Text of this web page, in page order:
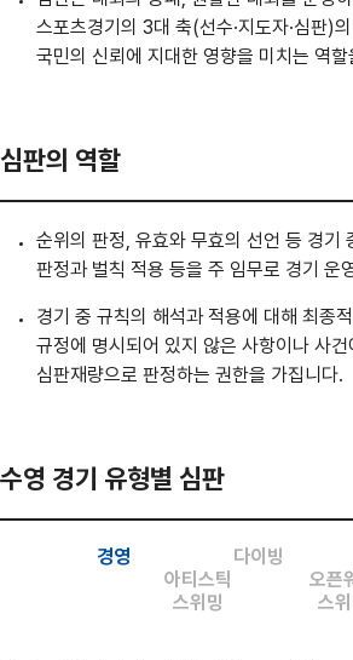
스포츠경기의 3대 축(선수·지도자·심판)
국민의 신뢰에 지대한 영향을 미치는 역할
심판의 역할
순위의 판정, 유효와 무효의 선언 등 경기
판정과 벌칙 적용 등을 주 임무로 경기 운
경기 중 규칙의 해석과 적용에 대해 최종
규정에 명시되어 있지 않은 사항이나 사건
심판재량으로 판정하는 권한을 가집니다.
수영 경기 유형별 심판
경영 다이빙
아티스틱
스위밍
오픈
스